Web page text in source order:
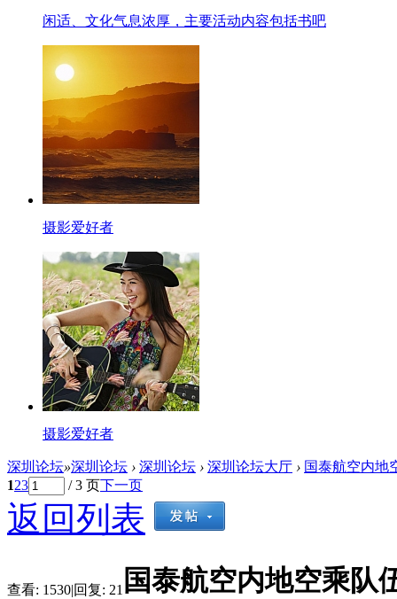
闲适、文化气息浓厚，主要活动内容包括书吧
摄影爱好者
摄影爱好者
深圳论坛»深圳论坛 › 深圳论坛 › 深圳论坛大厅 › 国泰航空内地
123 / 3 页下一页
返回列表
查看: 1530|回复: 21 国泰航空内地空乘队